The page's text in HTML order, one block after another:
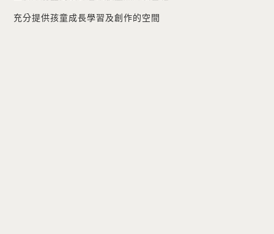
充分提供孩童成長學習及創作的空間